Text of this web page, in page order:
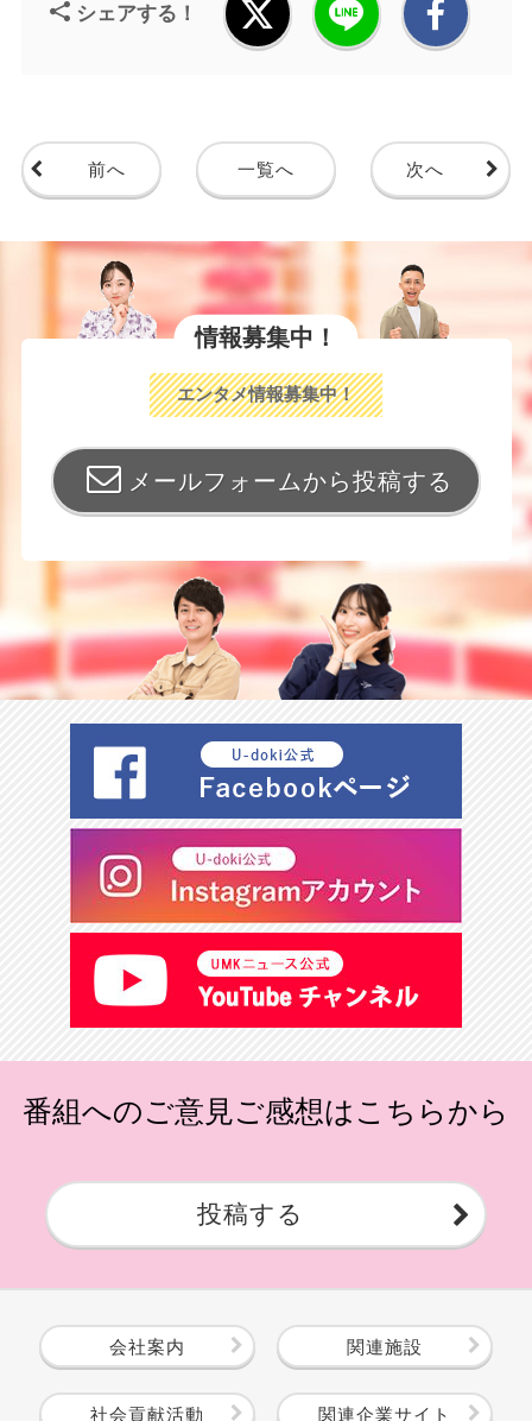
シェアする！
前へ 一覧へ 次へ
情報募集中！
エンタメ情報募集中！
メールフォームから投稿する
番組へのご意見ご感想はこちらから
投稿する
会社案内 関連施設
社会貢献活動 関連企業サイト